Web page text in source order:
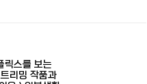
릭스를 보는
리밍 작품과